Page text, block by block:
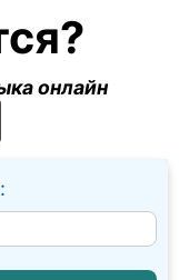
онлайн